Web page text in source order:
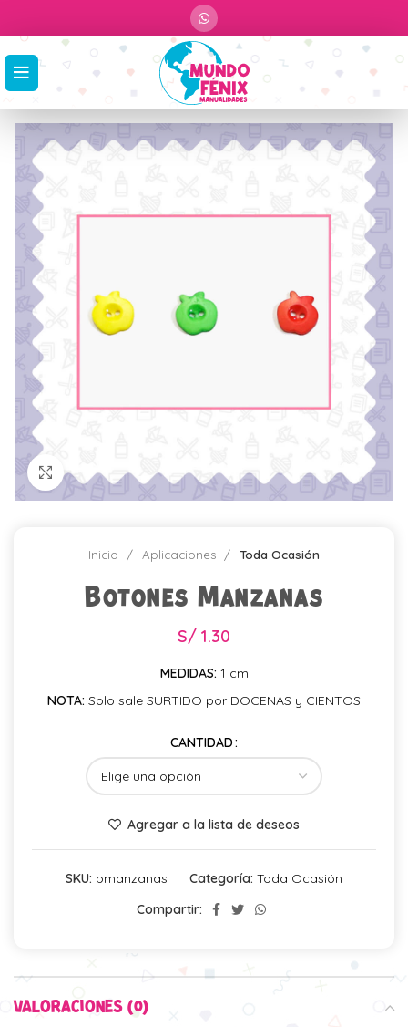
Click para agrandar
Inicio Aplicaciones Toda Ocasión
Botones Manzanas
S/ 1.30
MEDIDAS: 1 cm
NOTA: Solo sale SURTIDO por DOCENAS y CIENTOS
CANTIDAD
Agregar a la lista de deseos
SKU: bmanzanas Categoría: Toda Ocasión
Compartir:
VALORACIONES (0)